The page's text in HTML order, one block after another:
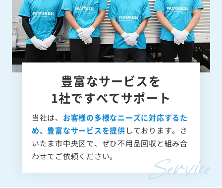
豊富なサービスを
1社ですべてサポート
当社は、 お客様の多様なニーズに対応するた
め、豊富なサービスを提供しております。さ
いたま市中央区で、ぜひ不用品回収と組み合
わせてご依頼ください。